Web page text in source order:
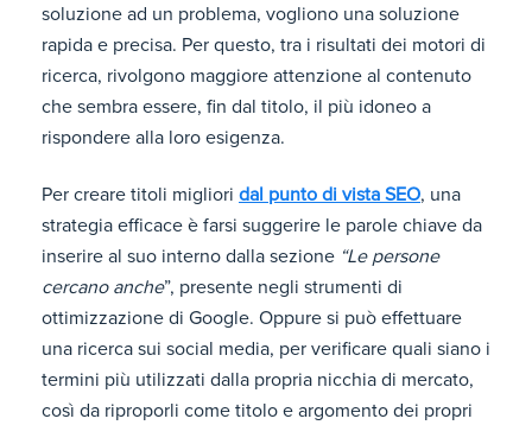
soluzione ad un problema, vogliono una soluzione
rapida e precisa. Per questo, tra i risultati dei motori di
ricerca, rivolgono maggiore attenzione al contenuto
che sembra essere, fin dal titolo, il più idoneo a
rispondere alla loro esigenza.
Per creare titoli migliori dal punto di vista SEO, una
strategia efficace è farsi suggerire le parole chiave da
inserire al suo interno dalla sezione “Le persone
cercano anche”, presente negli strumenti di
ottimizzazione di Google. Oppure si può effettuare
una ricerca sui social media, per verificare quali siano i
termini più utilizzati dalla propria nicchia di mercato,
così da riproporli come titolo e argomento dei propri